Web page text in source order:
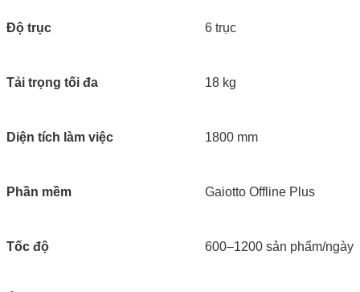
Độ trục 6 trục
Tải trọng tối đa 18 kg
Diện tích làm việc 1800 mm
Phần mềm Gaiotto Offline Plus
Tốc độ 600–1200 sản phẩm/ngày